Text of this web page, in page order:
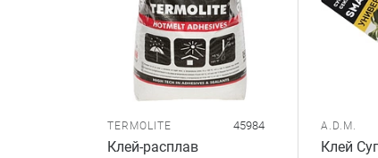
TERMOLITE 45984
Клей-расплав
A.D.M.
Клей